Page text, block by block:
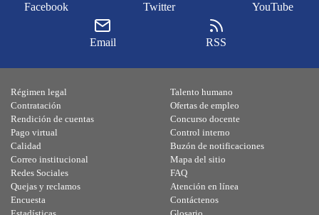
Facebook Twitter YouTube
Email RSS
Régimen legal
Contratación
Rendición de cuentas
Pago virtual
Calidad
Talento humano
Ofertas de empleo
Concurso docente
Control interno
Buzón de notificaciones
Correo institucional
Redes Sociales
Quejas y reclamos
Encuesta
Mapa del sitio
FAQ
Atención en línea
Contáctenos